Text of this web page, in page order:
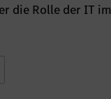
die Rolle der IT im